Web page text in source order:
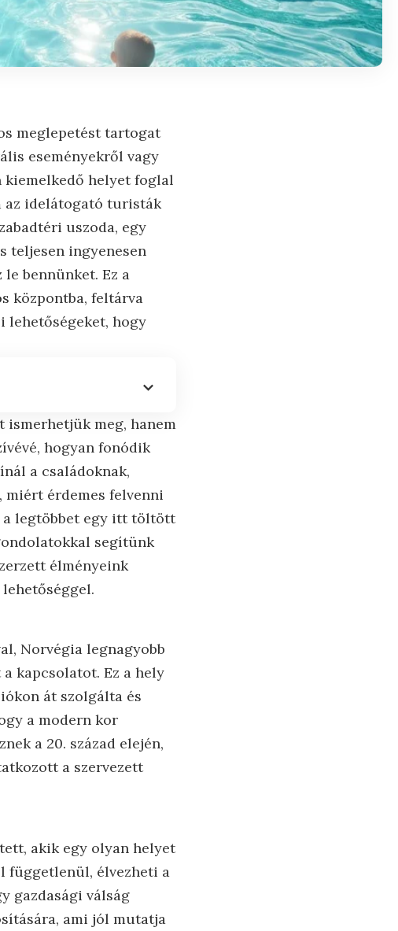
meglepetést tartogat
eseményekről vagy
helyet foglal
az idelátogató turisták
uszoda, egy
teljesen ingyenesen
bennünket. Ez a
központba, feltárva
lehetőségeket, hogy
ismerhetjük meg, hanem
hogyan fonódik
a családoknak,
miért érdemes felvenni
a legtöbbet egy itt töltött
segítünk
élményeink
Norvégia legnagyobb
kapcsolatot. Ez a hely
át szolgálta és
a modern kor
a 20. század elején,
a szervezett
akik egy olyan helyet
függetlenül, élvezheti a
gazdasági válság
ami jól mutatja